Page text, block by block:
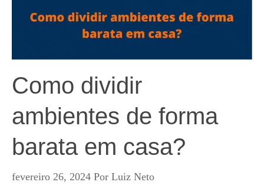
Como dividir
ambientes de forma
barata em casa?
fevereiro 26, 2024 Por Luiz Neto